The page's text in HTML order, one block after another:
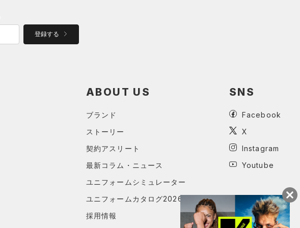
登録する
ABOUT US
ブランド
ストーリー
契約アスリート
最新コラム・ニュース
ユニフォームシミュレーター
ユニフォームカタログ2026
採用情報
SNS
Facebook
X
Instagram
Youtube